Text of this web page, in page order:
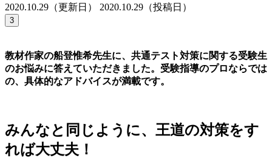
2020.10.29（更新日）
2020.10.29（投稿日）
3
教材作家の船登惟希先生に、共通テスト対策に関する受験生
のお悩みに答えていただきました。受験指導のプロならでは
の、具体的なアドバイスが満載です。
みんなと同じように、王道の対策をす
れば大丈夫！